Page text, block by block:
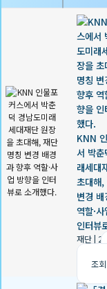
KNN
서 박춘
래세대
초대해,
변경
역할·
인터뷰
재단|
조